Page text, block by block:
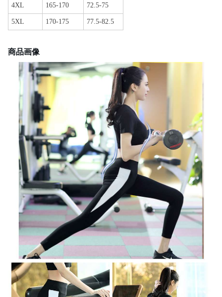
4XL 165-170 72.5-75
5XL 170-175 77.5-82.5
商品画像